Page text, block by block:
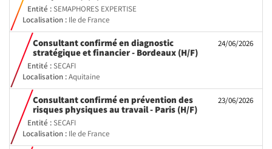
fenêtre)
Entité :SEMAPHORES EXPERTISE
Localisation : Ile de France
24/06/2026
Consultant confirmé en diagnostic
stratégique et financier - Bordeaux (H/F)(Nouvelle
Entité :SECAFI
Localisation :Aquitaine
23/06/2026
Consultant confirmé en prévention des
risques physiques au travail - Paris (H/F)(Nouvelle
Entité :SECAFI
Localisation : Ile de France